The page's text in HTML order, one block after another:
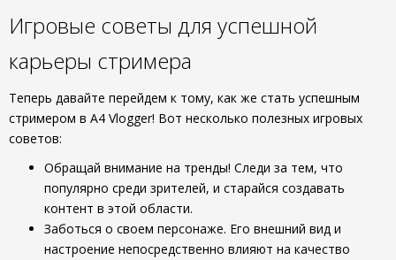
Игровые советы для успешной
карьеры стримера
Теперь давайте перейдем к тому, как же стать успешным
стримером в A4 Vlogger! Вот несколько полезных игровых
советов:
Обращай внимание на тренды! Следи за тем, что
популярно среди зрителей, и старайся создавать
контент в этой области.
Заботься о своем персонаже. Его внешний вид и
настроение непосредственно влияют на качество